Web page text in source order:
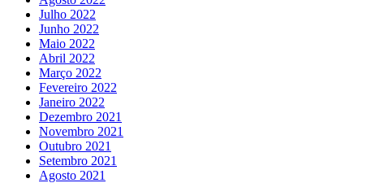
Julho 2022
Junho 2022
Maio 2022
Abril 2022
Março 2022
Fevereiro 2022
Janeiro 2022
Dezembro 2021
Novembro 2021
Outubro 2021
Setembro 2021
Agosto 2021